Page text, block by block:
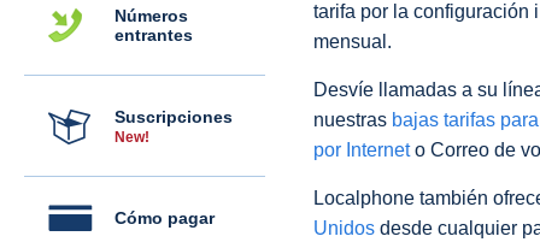
Números
entrantes
Suscripciones
New!
Cómo pagar
tarifa por la configuración
mensual.
Desvíe llamadas a su
nuestras bajas tarifas
por Interneto Correo de
Localphone también
Unidos desde cualquier